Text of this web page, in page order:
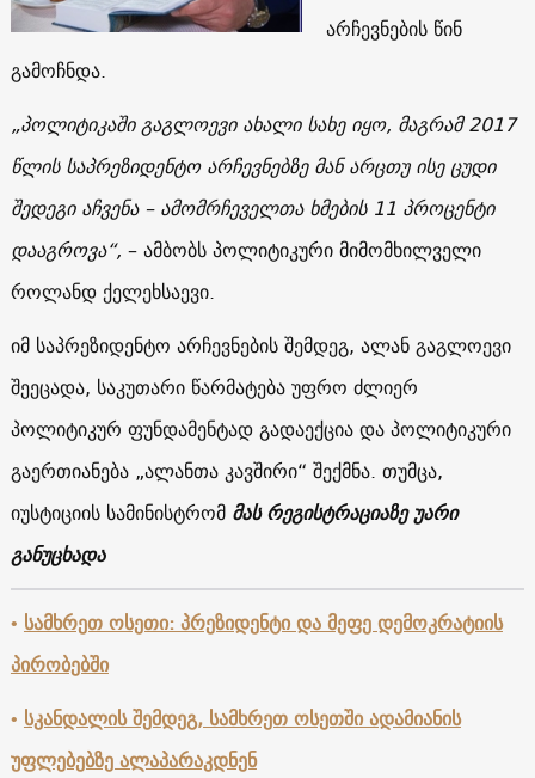
არჩევნების წინ
გამოჩნდა.
„პოლიტიკაში გაგლოევი ახალი სახე იყო, მაგრამ 2017
წლის საპრეზიდენტო არჩევნებზე მან არცთუ ისე ცუდი
შედეგი აჩვენა – ამომრჩეველთა ხმების 11 პროცენტი
დააგროვა“, – ამბობს პოლიტიკური მიმომხილველი
როლანდ ქელეხსაევი.
იმ საპრეზიდენტო არჩევნების შემდეგ, ალან გაგლოევი
შეეცადა, საკუთარი წარმატება უფრო ძლიერ
პოლიტიკურ ფუნდამენტად გადაექცია და პოლიტიკური
გაერთიანება „ალანთა კავშირი“ შექმნა. თუმცა,
იუსტიციის სამინისტრომ მას რეგისტრაციაზე უარი
განუცხადა
• სამხრეთ ოსეთი: პრეზიდენტი და მეფე დემოკრატიის
პირობებში
• სკანდალის შემდეგ, სამხრეთ ოსეთში ადამიანის
უფლებებზე ალაპარაკდნენ